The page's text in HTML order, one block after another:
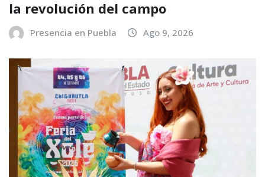
la revolución del campo
Presencia en Puebla Ago 9, 2026